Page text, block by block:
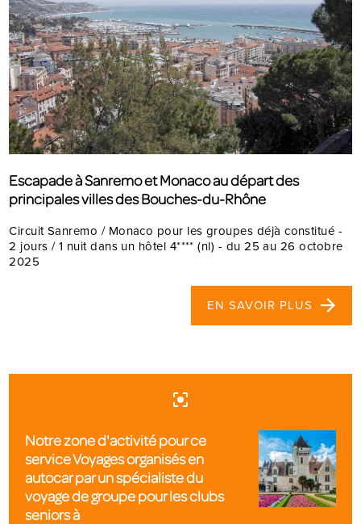
Escapade à Sanremo et Monaco au départ des
principales villes des Bouches-du-Rhône
Circuit Sanremo / Monaco pour les groupes déjà constitué -
2 jours / 1 nuit dans un hôtel 4**** (nl) - du 25 au 26 octobre
2025
EN SAVOIR PLUS
center_focus_strong
Notre zone d'activité pour ce
service Voyages organisés en
autocar par un spécialiste du
voyage de groupe pour les clubs
seniors à